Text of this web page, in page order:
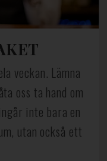
veckan. Lämna
oss ta hand om
inte bara en
utan också ett